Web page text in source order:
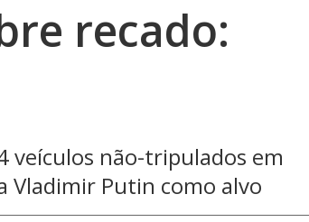
recado:
veículos não-tripulados em
Vladimir Putin como alvo